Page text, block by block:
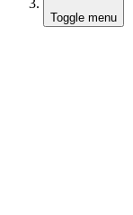
Toggle menu